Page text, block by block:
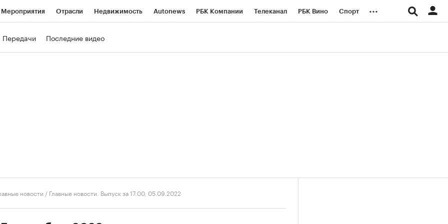
Мероприятия Отрасли Недвижимость Autonews РБК Компании Телеканал РБК Вино Спорт ...
Передачи Последние видео
новости / Главные новости. Выпуск за 17:00, 05.09.2022